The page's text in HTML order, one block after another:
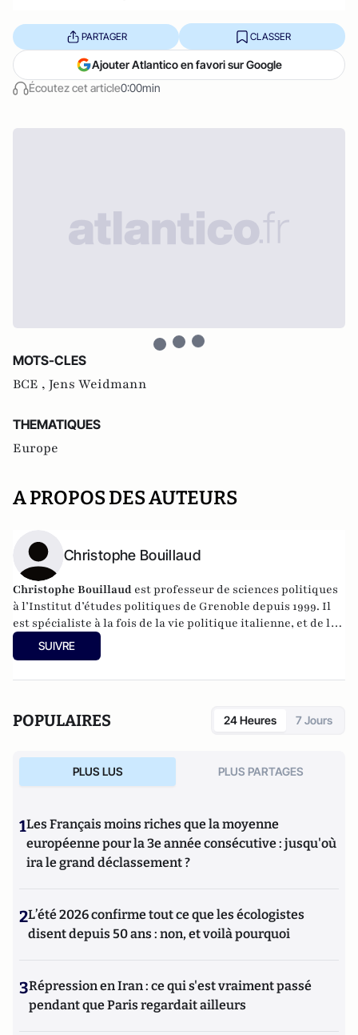
Écoutez cet article0:00min
PARTAGER CLASSER
Ajouter Atlantico en favori sur Google
MOTS-CLES
BCE , Jens Weidmann
THEMATIQUES
Europe
A PROPOS DES AUTEURS
Christophe Bouillaud
Christophe Bouillaud est professeur de sciences politiques
à l’Institut d’études politiques de Grenoble depuis 1999. Il
est spécialiste à la fois de la vie politique italienne, et de la
vie politique européenne, en particulier sous l’angle des
partis.
SUIVRE
POPULAIRES 24 Heures 7 Jours
PLUS LUS PLUS PARTAGES
1Les Français moins riches que la moyenne
européenne pour la 3e année consécutive : jusqu'où
ira le grand déclassement ?
2L’été 2026 confirme tout ce que les écologistes
disent depuis 50 ans : non, et voilà pourquoi
3Répression en Iran : ce qui s'est vraiment passé
pendant que Paris regardait ailleurs